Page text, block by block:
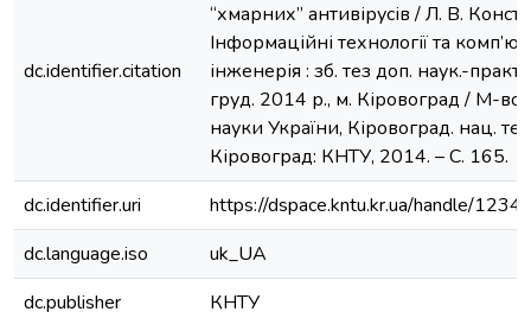
dc.identifier.citation
“хмарних” антивірусів / Л. В.
Інформаційні технології та
інженерія : зб. тез доп. наук.-
груд. 2014 р., м. Кіровоград / М-во
науки України, Кіровоград. нац.
Кіровоград: КНТУ, 2014. – С. 165.
dc.identifier.uri
https://dspace.kntu.kr.ua/handle/
dc.language.iso
uk_UA
dc.publisher
КНТУ